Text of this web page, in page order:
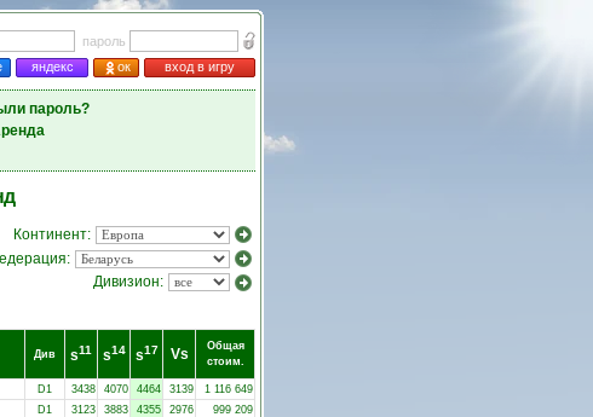
пароль
яндекс ок вход в игру
пароль?
Континент:
Дивизион:
Див s11 s14 s17 Vs
Общая
стоим.
D1 3438 4070 4464 3139
1 116 649
D1 3123 3883 4355 2976
999 209